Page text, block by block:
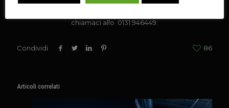
chiamaci allo 0131.946449.
Condividi 86
Articoli correlati